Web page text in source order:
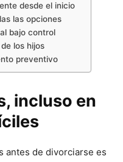
desde el inicio
las opciones
bajo control
los hijos
preventivo
incluso en
antes de divorciarse es